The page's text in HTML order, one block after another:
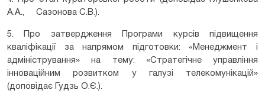
А.А., Сазонова С.В.).
5. Про затвердження Програми курсів підвищення
кваліфікації за напрямом підготовки: «Менеджмент і
адміністрування» на тему: «Стратегічне управління
інноваційним розвитком у галузі телекомунікацій»
(доповідає Гудзь О.Є.).